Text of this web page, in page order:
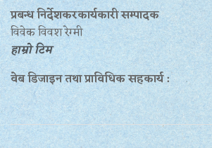
प्रबन्ध निर्देशकरकार्यकारी सम्पादक
विवेक विवश रेग्मी
हाम्रो टिम
वेब डिजाइन तथा प्राविधिक सहकार्य :